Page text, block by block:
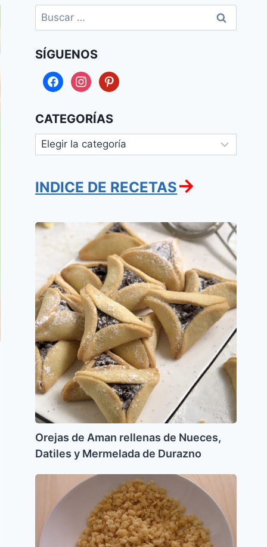
Buscar:
SÍGUENOS
facebookinstagrampinterest
CATEGORÍAS
Categorías
INDICE DE RECETAS→
Orejas
rellenas
de
Nueces,
Datiles
y
Mermelada
de
Durazno
Orejas de Aman rellenas de Nueces,
Datiles y Mermelada de Durazno
Farfalej
Pesaj